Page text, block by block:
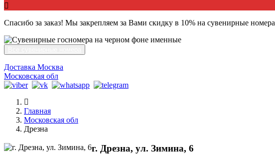
Спасибо за заказ! Мы закрепляем за Вами скидку в 10% на сувенирные номера
Доставка Москва
Московская обл
Главная
Московская обл
Дрезна
г. Дрезна, ул. Зимина, 6